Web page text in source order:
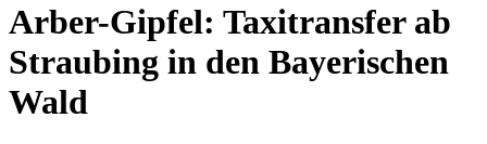
Arber-Gipfel: Taxitransfer ab
Straubing in den Bayerischen
Wald